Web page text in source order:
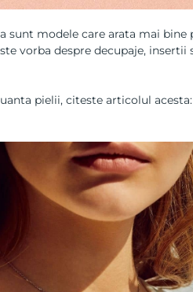
modele care arata mai bine
vorba despre decupaje,
pielii, citeste articolul acesta: